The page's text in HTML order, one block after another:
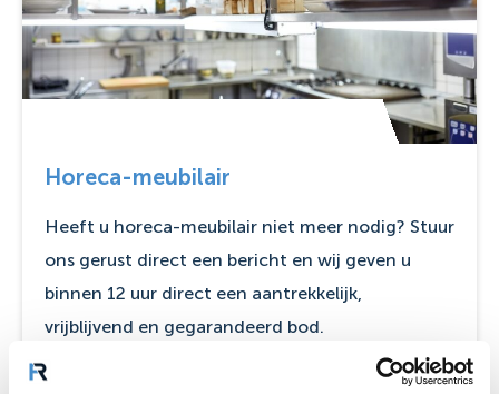
Horeca-meubilair
Heeft u horeca-meubilair niet meer nodig? Stuur
ons gerust direct een bericht en wij geven u
binnen 12 uur direct een aantrekkelijk,
vrijblijvend en gegarandeerd bod.